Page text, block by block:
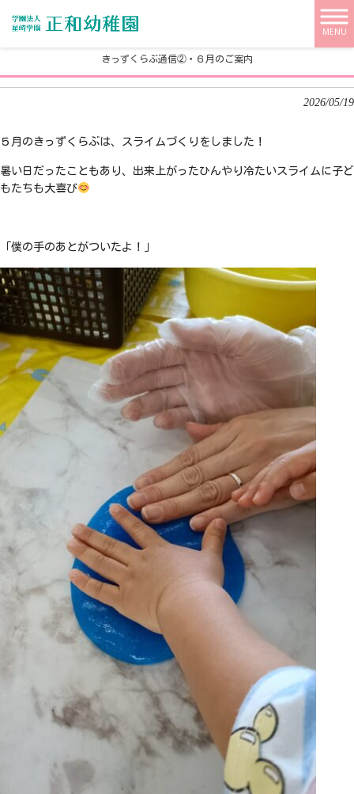
MENU
学校法人 星崎学園【正和幼稚園】 HOME
きっずくらぶ通信②・６月のご案内
きっずくらぶ通信②・６月のご案内
2026/05/19
５月のきっずくらぶは、 スライムづくりをしました！
暑い日だったこともあり、出来上がったひんやり冷たいスライムに子ど
もたちも大喜び
「僕の手のあとがついたよ！」